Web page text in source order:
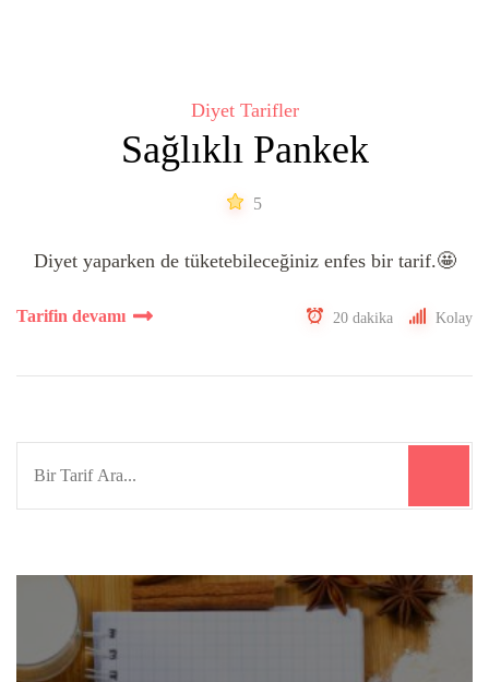
Diyet Tarifler
Sağlıklı Pankek
5
Diyet yaparken de tüketebileceğiniz enfes bir tarif.🤩
Tarifin devamı 20 dakika Kolay